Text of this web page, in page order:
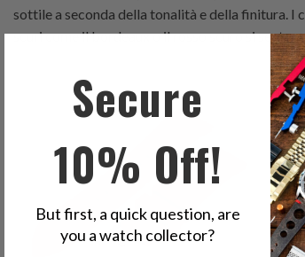
sottile a seconda della tonalità e della finitura. I
scuri come il bordeaux o il rosso scuro si
totali
Secure
10% Off!
But first, a quick question, are
you a watch collector?